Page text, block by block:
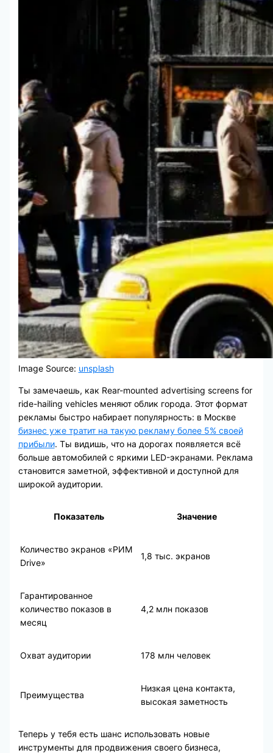
Image Source: unsplash
Ты замечаешь, как Rear-mounted advertising screens for
ride-hailing vehicles меняют облик города. Этот формат
рекламы быстро набирает популярность: в Москве
бизнес уже тратит на такую рекламу более 5% своей
прибыли. Ты видишь, что на дорогах появляется всё
больше автомобилей с яркими LED-экранами. Реклама
становится заметной, эффективной и доступной для
широкой аудитории.
Показатель Значение
Количество экранов «РИМ
Drive»
1,8 тыс. экранов
Гарантированное
количество показов в
месяц
4,2 млн показов
Охват аудитории 178 млн человек
Преимущества
Низкая цена контакта,
высокая заметность
Теперь у тебя есть шанс использовать новые
инструменты для продвижения своего бизнеса,